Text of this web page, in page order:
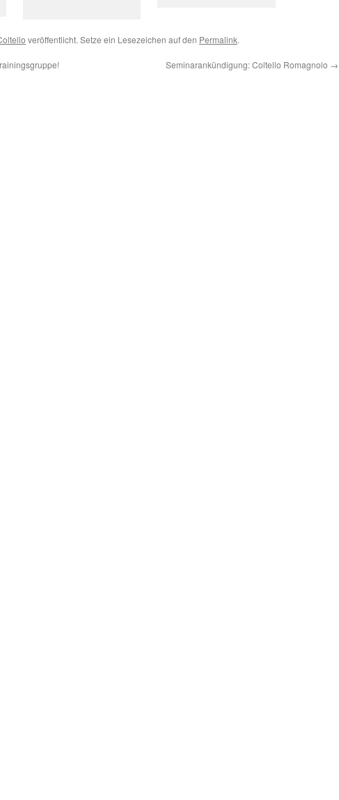
veröffentlicht. Setze ein Lesezeichen auf den Permalink.
Seminarankündigung: Coltello Romagnolo →